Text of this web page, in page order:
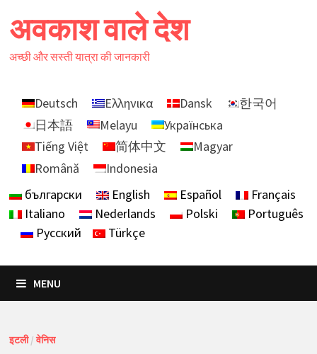
to
content
अवकाश वाले देश
अच्छी और सस्ती यात्रा की जानकारी
Deutsch Ελληνικα Dansk
한국어
日本語
Melayu
Українська
Tiếng Việt
简体中文
Magyar
Română
Indonesia
български
English Español
Français
Italiano
Nederlands Polski
Português
Русский
Türkçe
MENU
इटली/वेनिस